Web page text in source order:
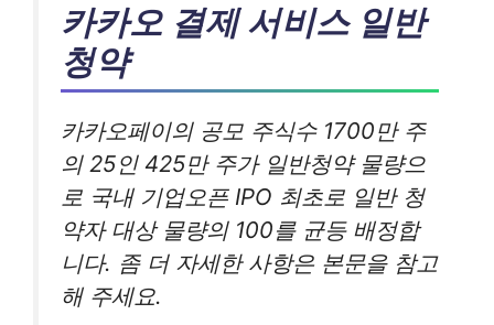
카카오 결제 서비스 일반
청약
카카오페이의 공모 주식수 1700만 주
의 25인 425만 주가 일반청약 물량으
로 국내 기업오픈 IPO 최초로 일반 청
약자 대상 물량의 100를 균등 배정합
니다. 좀 더 자세한 사항은 본문을 참고
해 주세요.